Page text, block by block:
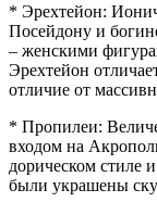
* Эрехтейон:
Посейдону и
– женскими
Эрехтейон
отличие от
* Пропилеи:
входом на
дорическом стиле
были украшены